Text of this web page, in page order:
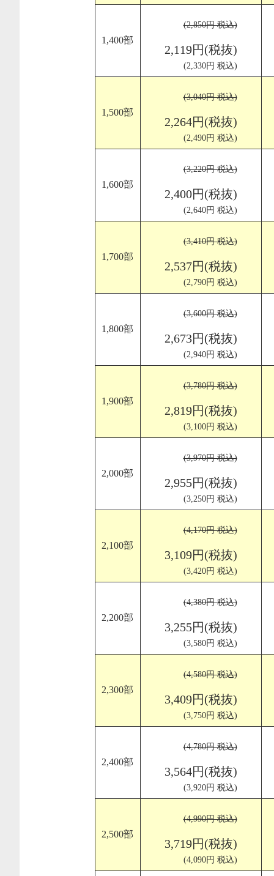
1,400部
(2,850円 税込)
2,119円(税抜)
(2,330円 税込)
1,500部
(3,040円 税込)
2,264円(税抜)
(2,490円 税込)
1,600部
(3,220円 税込)
2,400円(税抜)
(2,640円 税込)
1,700部
(3,410円 税込)
2,537円(税抜)
(2,790円 税込)
1,800部
(3,600円 税込)
2,673円(税抜)
(2,940円 税込)
1,900部
(3,780円 税込)
2,819円(税抜)
(3,100円 税込)
2,000部
(3,970円 税込)
2,955円(税抜)
(3,250円 税込)
2,100部
(4,170円 税込)
3,109円(税抜)
(3,420円 税込)
2,200部
(4,380円 税込)
3,255円(税抜)
(3,580円 税込)
2,300部
(4,580円 税込)
3,409円(税抜)
(3,750円 税込)
2,400部
(4,780円 税込)
3,564円(税抜)
(3,920円 税込)
2,500部
(4,990円 税込)
3,719円(税抜)
(4,090円 税込)